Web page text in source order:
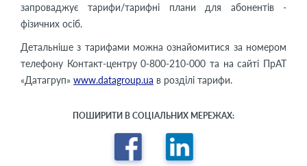
запроваджує тарифи/тарифні плани для абонентів -
фізичних осіб.
Детальніше з тарифами можна ознайомитися за номером
телефону Контакт-центру 0-800-210-000 та на сайті ПрАТ
«Датагруп» www.datagroup.ua в розділі тарифи.
ПОШИРИТИ В СОЦІАЛЬНИХ МЕРЕЖАХ: